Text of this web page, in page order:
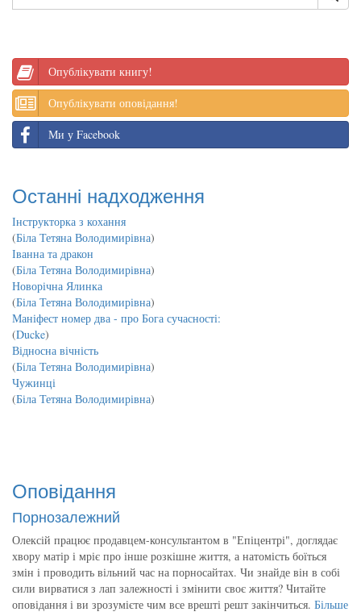
Опублікувати книгу!
Опублікувати оповідання!
Ми у Facebook
Останні надходження
Інструкторка з кохання
(Біла Тетяна Володимирівна)
Іванна та дракон
(Біла Тетяна Володимирівна)
Новорічна Ялинка
(Біла Тетяна Володимирівна)
Маніфест номер два - про Бога сучасності:
(Ducke)
Відносна вічність
(Біла Тетяна Володимирівна)
Чужинці
(Біла Тетяна Володимирівна)
Оповідання
Порнозалежний
Олексій працює продавцем-консультантом в "Епіцентрі", доглядає
хвору матір і мріє про інше розкішне життя, а натомість боїться
змін і проводить вільний час на порносайтах. Чи знайде він в собі
сили вирватися з лап залежності і змінити своє життя? Читайте
оповідання і ви зрозумієте чим все врешті решт закінчиться. Більше